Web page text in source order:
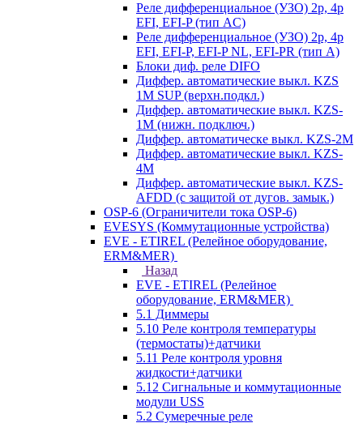
Реле дифференциальное (УЗО) 2р, 4р
EFI, EFI-P (тип AС)
Реле дифференциальное (УЗО) 2р, 4р
EFI, EFI-P, EFI-P NL, EFI-PR (тип A)
Блоки диф. реле DIFO
Диффер. автоматические выкл. KZS
1M SUP (верхн.подкл.)
Диффер. автоматические выкл. KZS-
1M (нижн. подключ.)
Диффер. автоматическе выкл. KZS-2M
Диффер. автоматические выкл. KZS-
4M
Диффер. автоматические выкл. KZS-
AFDD (с защитой от дугов. замык.)
OSP-6 (Ограничители тока OSP-6)
EVESYS (Коммутационные устройства)
EVE - ETIREL (Релейное оборудование,
ERM&MER)
Назад
EVE - ETIREL (Релейное
оборудование, ERM&MER)
5.1 Диммеры
5.10 Реле контроля температуры
(термостаты)+датчики
5.11 Реле контроля уровня
жидкости+датчики
5.12 Сигнальные и коммутационные
модули USS
5.2 Сумеречные реле